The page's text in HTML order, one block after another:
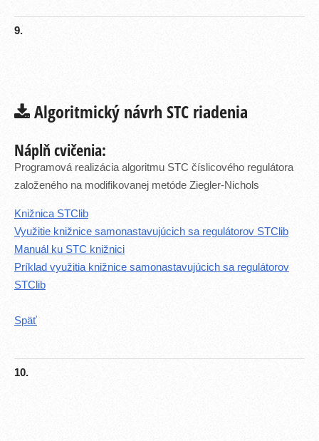
9.
Algoritmický návrh STC riadenia
10.
Náplň cvičenia:
Programová realizácia algoritmu STC číslicového regulátora
založeného na modifikovanej metóde Ziegler-Nichols
Knižnica STClib
Využitie knižnice samonastavujúcich sa regulátorov STClib
Manuál ku STC knižnici
Príklad využitia knižnice samonastavujúcich sa regulátorov
STClib
Späť